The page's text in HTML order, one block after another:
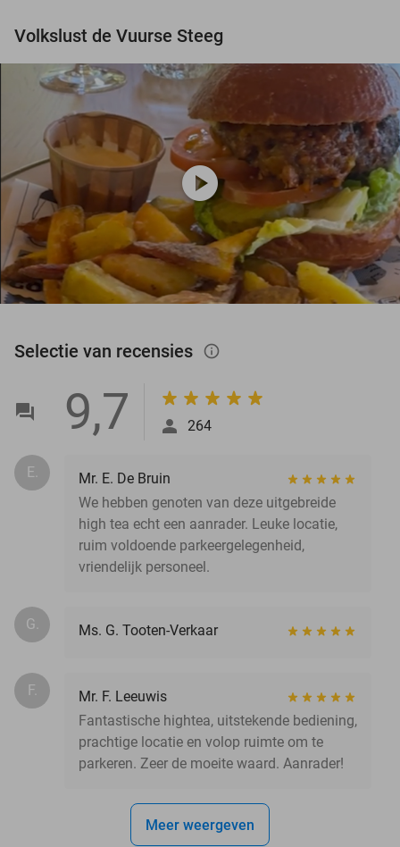
Volkslust de Vuurse Steeg
play_circle
Selectie van recensies info_outlined
9,7 264
E.
Mr. E. De Bruin
We hebben genoten van deze uitgebreide
high tea echt een aanrader. Leuke locatie,
ruim voldoende parkeergelegenheid,
vriendelijk personeel.
G. Ms. G. Tooten-Verkaar
F.
Mr. F. Leeuwis
Fantastische hightea, uitstekende bediening,
prachtige locatie en volop ruimte om te
parkeren. Zeer de moeite waard. Aanrader!
Meer weergeven